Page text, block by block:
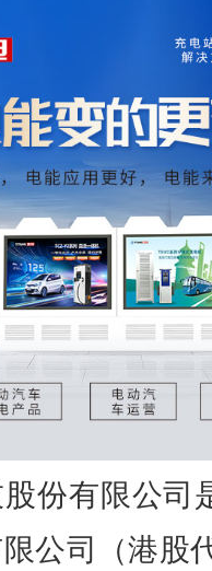
份有限公司
公司（港股